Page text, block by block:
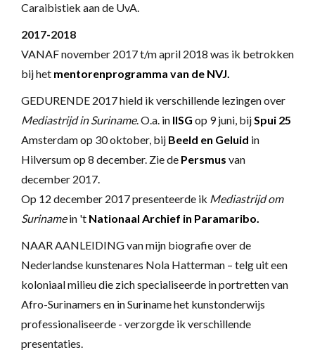
Caraibistiek aan de UvA.
2017-2018
VANAF november 2017 t/m april 2018 was ik betrokken
bij het mentorenprogramma van de NVJ.
GEDURENDE 2017 hield ik verschillende lezingen over
Mediastrijd in Suriname. O.a. in IISG op 9 juni, bijSpui 25
Amsterdam op 30 oktober, bij Beeld en Geluid in
Hilversum op 8 december. Zie de Persmus van
december 2017.
Op 12 december 2017 presenteerde ik Mediastrijd om
Surinamein 't Nationaal Archief in Paramaribo.
NAAR AANLEIDING van mijn biografie over de
Nederlandse kunstenares Nola Hatterman – telg uit een
koloniaal milieu die zich specialiseerde in portretten van
Afro-Surinamers en in Suriname het kunstonderwijs
professionaliseerde - verzorgde ik verschillende
presentaties.